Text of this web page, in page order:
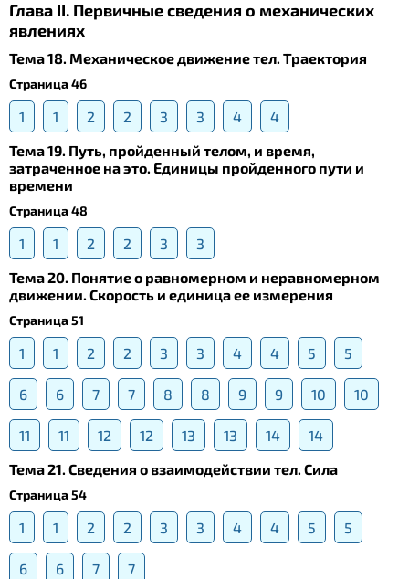
Глава II. Первичные сведения о механических
явлениях
Тема 18. Механическое движение тел. Траектория
Страница 46
1 1 2 2 3 3 4
4
Тема 19. Путь, пройденный телом, и время,
затраченное на это. Единицы пройденного пути и
времени
Страница 48
1 1 2 2 3
3
Тема 20. Понятие о равномерном и неравномерном
движении. Скорость и единица ее измерения
Страница 51
1 1 2 2 3 3 4 4 5 5
6 6 7 7 8 8 9 9 10 10
11 11 12 12 13 13 14
14
Тема 21. Сведения о взаимодействии тел. Сила
Страница 54
1 1 2 2 3 3 4 4 5 5
6 6 7
7